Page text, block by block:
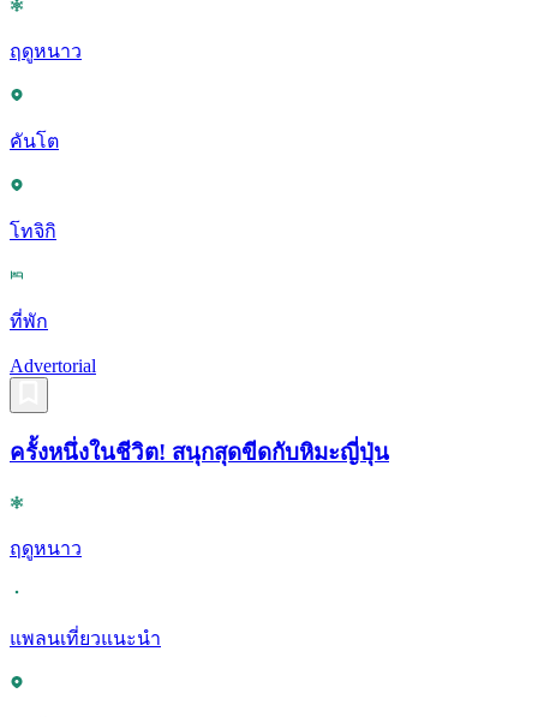
ฤดูหนาว
คันโต
โทจิกิ
ที่พัก
Advertorial
ครั้งหนึ่งในชีวิต! สนุกสุดขีดกับหิมะญี่ปุ่น
ฤดูหนาว
แพลนเที่ยวแนะนำ